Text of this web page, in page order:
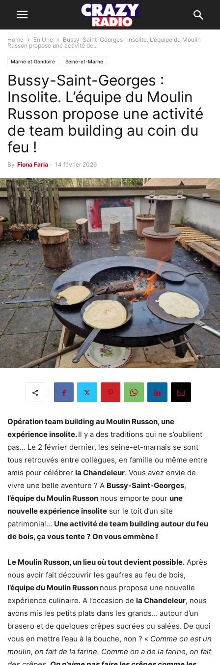
Home En Une
Bussy-Saint-Georges : Insolite. L’équipe du Moulin
Russon propose une activité de...
Marne et Gondoire Seine-et-Marne
Bussy-Saint-Georges :
Insolite. L’équipe du Moulin
Russon propose une activité
de team building au coin du
feu !
By Fiona Faria - 14 février 2026
Opération team building au Moulin Russon, une
expérience insolite.Il y a des traditions qui ne s’oublient
pas… Le 2 février dernier, les seine-et-marnais se sont
tous retrouvés entre collègues, en famille ou même entre
amis pour célébrer la Chandeleur. Vous avez envie de
vivre une belle aventure ? A Bussy-Saint-Georges,
l’équipe du Moulin Russon nous emporte pour une
nouvelle expérience insolite sur le toit d’un site
patrimonial… Une activité de team building autour du feu
de bois, ça vous tente ? On vous emmène !
Le Moulin Russon, un lieu où tout devient possible. Après
nous avoir fait découvrir les gaufres au feu de bois,
l’équipe du Moulin Russon nous propose une nouvelle
expérience culinaire. A l’occasion de la Chandeleur, nous
avons mis les petits plats dans les grands… autour d’un
brasero et de quelques crêpes sucrées ou salées. De quoi
vous en mettre l’eau à la bouche, non ? « Comme on est un
moulin, on fait de la farine. Comme on a de la farine, on fait